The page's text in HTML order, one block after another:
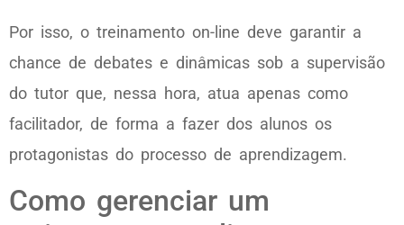
Por isso, o treinamento on-line deve garantir a
chance de debates e dinâmicas sob a supervisão
do tutor que, nessa hora, atua apenas como
facilitador, de forma a fazer dos alunos os
protagonistas do processo de aprendizagem.
Como gerenciar um